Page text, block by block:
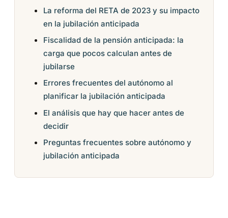
La reforma del RETA de 2023 y su impacto
en la jubilación anticipada
Fiscalidad de la pensión anticipada: la
carga que pocos calculan antes de
jubilarse
Errores frecuentes del autónomo al
planificar la jubilación anticipada
El análisis que hay que hacer antes de
decidir
Preguntas frecuentes sobre autónomo y
jubilación anticipada